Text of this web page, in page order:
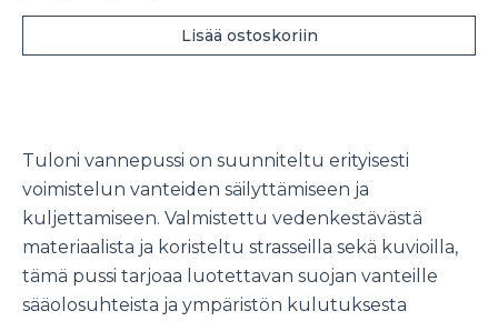
Lisää ostoskoriin
Tuloni vannepussi on suunniteltu erityisesti
voimistelun vanteiden säilyttämiseen ja
kuljettamiseen. Valmistettu vedenkestävästä
materiaalista ja koristeltu strasseilla sekä kuvioilla,
tämä pussi tarjoaa luotettavan suojan vanteille
sääolosuhteista ja ympäristön kulutuksesta